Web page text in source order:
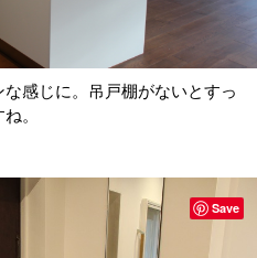
感じに。吊戸棚がないとすっ
。
Save